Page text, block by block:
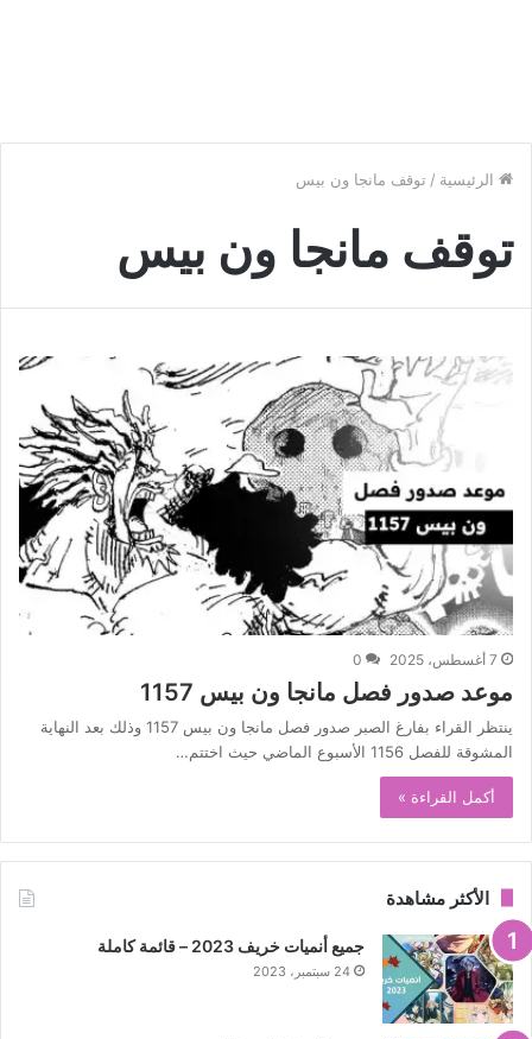
الرئيسية / توقف مانجا ون بيس
توقف مانجا ون بيس
7 أغسطس، 2025 0
موعد صدور فصل مانجا ون بيس 1157
ينتظر القراء بفارغ الصبر صدور فصل مانجا ون بيس 1157 وذلك بعد النهاية
المشوقة للفصل 1156 الأسبوع الماضي حيث اختتم…
أكمل القراءة »
الأكثر مشاهدة
جميع أنميات خريف 2023 – قائمة كاملة
24 سبتمبر، 2023